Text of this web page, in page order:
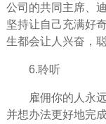
公司的共同主席、
坚持让自己充满好
生都会让人兴奋，
6.聆听
雇佣你的人永
并想办法更好地完